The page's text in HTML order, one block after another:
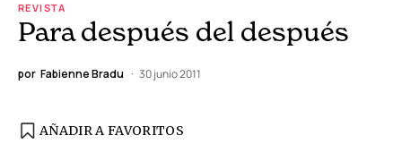
REVISTA
Para después del después
por Fabienne Bradu 30 junio 2011
AÑADIR A FAVORITOS